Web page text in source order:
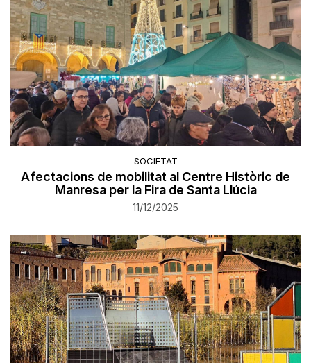
SOCIETAT
Afectacions de mobilitat al Centre Històric de
Manresa per la Fira de Santa Llúcia
11/12/2025